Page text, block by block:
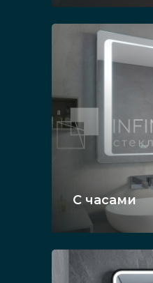
С часами